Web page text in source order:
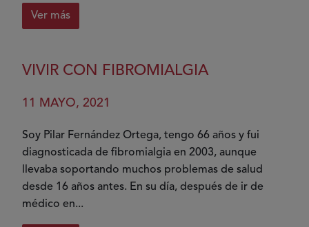
Ver más
sobre
vida
VIVIR CON FIBROMIALGIA
11 MAYO, 2021
Soy Pilar Fernández Ortega, tengo 66 años y fui
diagnosticada de fibromialgia en 2003, aunque
llevaba soportando muchos problemas de salud
desde 16 años antes. En su día, después de ir de
médico en...